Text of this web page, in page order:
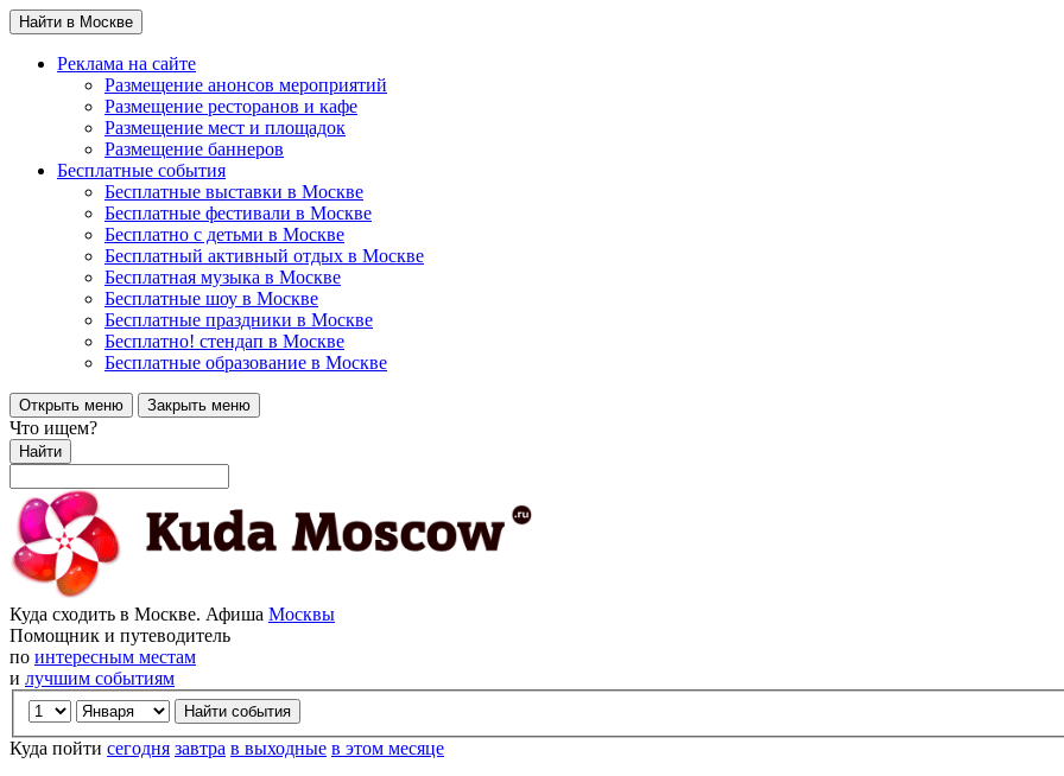
Найти в Москве
Реклама на сайте
Размещение анонсов мероприятий
Размещение ресторанов и кафе
Размещение мест и площадок
Размещение баннеров
Бесплатные события
Бесплатные выставки в Москве
Бесплатные фестивали в Москве
Бесплатно с детьми в Москве
Бесплатный активный отдых в Москве
Бесплатная музыка в Москве
Бесплатные шоу в Москве
Бесплатные праздники в Москве
Бесплатно! стендап в Москве
Бесплатные образование в Москве
Открыть меню Закрыть меню
Что ищем?
Найти
Куда сходить в Москве. Афиша Москвы
Помощник и путеводитель
по интересным местам
и лучшим событиям
Куда пойти сегодня завтра в выходные в этом месяце